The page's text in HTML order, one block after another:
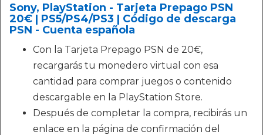
Sony, PlayStation - Tarjeta Prepago PSN
20€ | PS5/PS4/PS3 | Código de descarga
PSN - Cuenta española
Con la Tarjeta Prepago PSN de 20€,
recargarás tu monedero virtual con esa
cantidad para comprar juegos o contenido
descargable en la PlayStation Store.
Después de completar la compra, recibirás un
enlace en la página de confirmación del